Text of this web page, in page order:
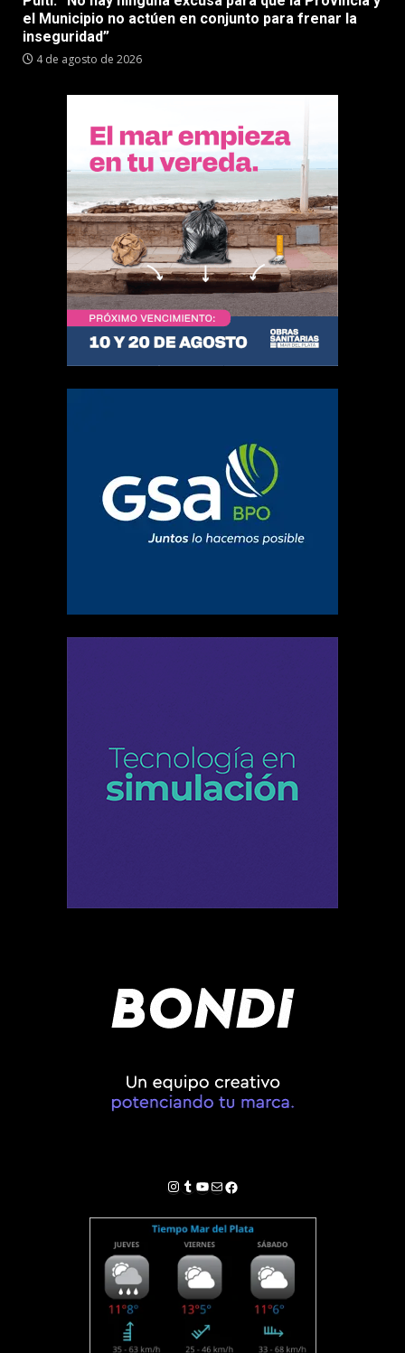
el Municipio no actúen en conjunto para frenar la
inseguridad”
4 de agosto de 2026
Instagram
Tumblr
YouTube
Correo electrónico
Facebook